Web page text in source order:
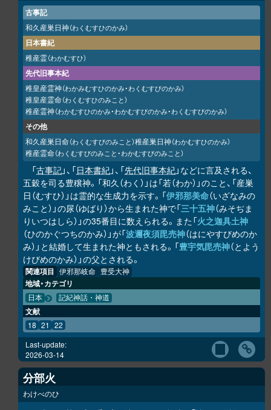
古事記
和久産巣日神（わくむすひのかみ）
日本書紀
稚産霊（わかむすひ）
先代旧事本紀
稚皇産霊神（わかみむすひのかみ・わくむすびのかみ）
稚皇産霊命（わくむすひのみこと）
稚産霊神（わかむすひのかみ・わかむすびのかみ・わくむすびのかみ）
その他
和久産巣日命（わくむすびのみこと）稚産巣日神（わかむすひのかみ）
稚産霊命（わくむすびのみこと・わかむすびのみこと）
「古事記」、「日本書紀」、「先代旧事本紀」などに言及される、
五穀を司る豊穣神。「和久（わく）」は「若（わか）」のこと、「産巣
日（むすひ）」は霊的な生成力を示す。「伊邪那美命（いざなみの
みこと）」の尿（ゆばり）から生まれた神で「三十五神（みそぢま
りいつはしら）」の35番目に数えられる。また「火之迦具土神
（ひのかぐつちのかみ）」が「波邇夜須毘売神（はにやすびめのか
み）」と結婚して生まれた神ともされる。「豊宇気毘売神（とよう
けびめのかみ）」の父とされる。
関連項目 伊邪那岐命 豊受大神
地域・カテゴリ
日本 記紀神話・神道
文献
18 21 22
Last-update:
2026-03-14
分部火
わけべのひ